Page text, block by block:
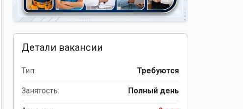
Детали вакансии
Тип: Требуются
Занятость: Полный день